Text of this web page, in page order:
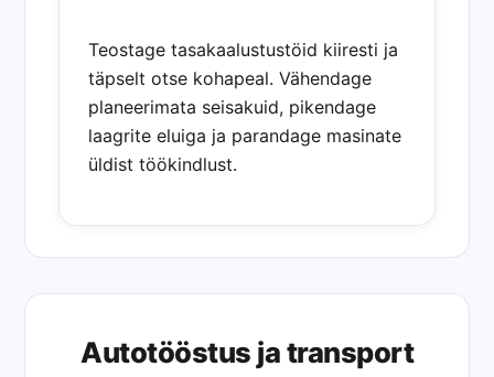
Teostage tasakaalustustöid kiiresti ja
täpselt otse kohapeal. Vähendage
planeerimata seisakuid, pikendage
laagrite eluiga ja parandage masinate
üldist töökindlust.
Autotööstus ja transport